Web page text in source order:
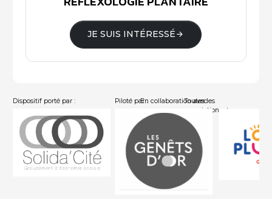
JE SUIS INTÉRESSÉ
Dispositif porté par : Piloté par :En collaboration avec :
Toutes les
associations